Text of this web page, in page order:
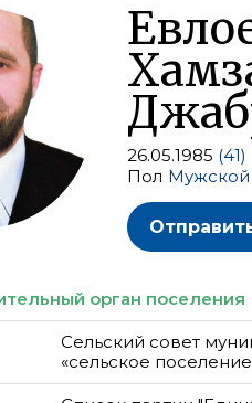
26.05.1985 (41)
Пол Мужской
орган поселения
Сельский совет
«сельское